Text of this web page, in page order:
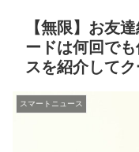
【無限】お友
ードは何回で
スを紹介して
スマートニュース